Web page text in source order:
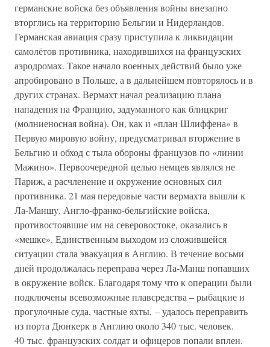
германские войска без объявления войны внезапно
вторглись на территорию Бельгии и Нидерландов.
Германская авиация сразу приступила к ликвидации
самолётов противника, находившихся на французских
аэродромах. Такое начало военных действий было уже
апробировано в Польше, а в дальнейшем повторялось и в
других странах. Вермахт начал реализацию плана
нападения на Францию, задуманного как блицкриг
(молниеносная война). Он, как и «план Шлиффена» в
Первую мировую войну, предусматривал вторжение в
Бельгию и обход с тыла обороны французов по «линии
Мажино». Первоочередной целью немцев являлся не
Париж, а расчленение и окружение основных сил
противника. 21 мая передовые части вермахта вышли к
Ла-Маншу. Англо-франко-бельгийские войска,
противостоявшие им на северовостоке, оказались в
«мешке». Единственным выходом из сложившейся
ситуации стала эвакуация в Англию. В течение восьми
дней продолжалась переправа через Ла-Манш попавших
в окружение войск. Благодаря тому что к операции были
подключены всевозможные плавсредства – рыбацкие и
прогулочные суда, частные яхты, – удалось переправить
из порта Дюнкерк в Англию около 340 тыс. человек.
40 тыс. французских солдат и офицеров попали вплен.